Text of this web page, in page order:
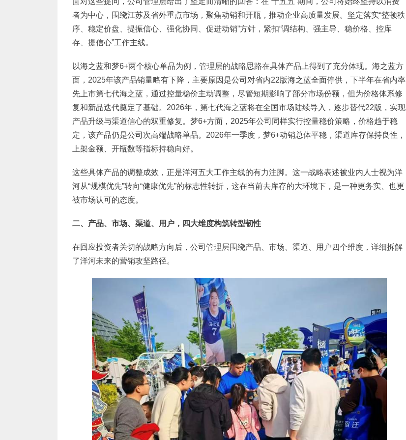
者为中心，围绕江苏及省外重点市场，聚焦动销和开瓶，推动企业高质量发展。坚定落实“整顿秩
序、稳定价盘、提振信心、强化协同、促进动销”方针，紧扣“调结构、强主导、稳价格、控库
存、提信心”工作主线。
以海之蓝和梦6+两个核心单品为例，管理层的战略思路在具体产品上得到了充分体现。海之蓝方
面，2025年该产品销量略有下降，主要原因是公司对省内22版海之蓝全面停供，下半年在省内率
先上市第七代海之蓝，通过控量稳价主动调整，尽管短期影响了部分市场份额，但为价格体系修
复和新品迭代奠定了基础。2026年，第七代海之蓝将在全国市场陆续导入，逐步替代22版，实现
产品升级与渠道信心的双重修复。梦6+方面，2025年公司同样实行控量稳价策略，价格趋于稳
定，该产品仍是公司次高端战略单品。2026年一季度，梦6+动销总体平稳，渠道库存保持良性，
上架金额、开瓶数等指标持稳向好。
这些具体产品的调整成效，正是洋河五大工作主线的有力注脚。这一战略表述被业内人士视为洋
河从“规模优先”转向“健康优先”的标志性转折，这在当前去库存的大环境下，是一种更务实、也更
被市场认可的态度。
二、产品、市场、渠道、用户，四大维度构筑转型韧性
在回应投资者关切的战略方向后，公司管理层围绕产品、市场、渠道、用户四个维度，详细拆解
了洋河未来的营销攻坚路径。